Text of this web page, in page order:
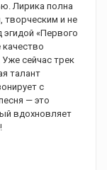
Лирика полна
творческим и не
«Первого
сейчас трек
талант
с
— это
вдохновляет